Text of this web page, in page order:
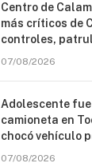
Centro de
más críticos de
controles,
07/08/2026
Adolescente
camioneta en
chocó vehículo
07/08/2026